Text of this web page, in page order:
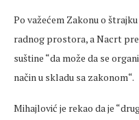
Po važećem Zakonu o
radnog prostora, a Nacrt
suštine “da može da se
način u skladu sa zakonom“.
Mihajlović je rekao da je